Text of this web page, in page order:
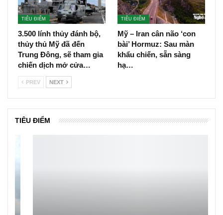
TIÊU ĐIỂM
3.500 lính thủy đánh bộ,
thủy thủ Mỹ đã đến
Trung Đông, sẽ tham gia
chiến dịch mở cửa…
TIÊU ĐIỂM
Mỹ – Iran cân não ‘con
bài’ Hormuz: Sau màn
khẩu chiến, sẵn sàng
hạ…
PREV NEXT
TIÊU ĐIỂM